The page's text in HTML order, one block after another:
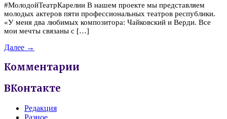
#МолодойТеатрКарелии В нашем проекте мы представляем
молодых актеров пяти профессиональных театров республики.
«У меня два любимых композитора: Чайковский и Верди. Все
мои мечты связаны с […]
Далее →
Комментарии
ВКонтакте
Редакция
Разное